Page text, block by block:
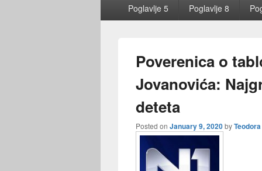
Poglavlje 5 Poglavlje 8
Poverenica o
Jovanovića:
deteta
Posted on January 9, 2020byTeodora